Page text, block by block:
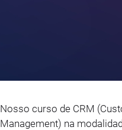
Nosso curso de CRM
Management) na